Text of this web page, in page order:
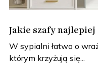
Jakie szafy
W sypialni łatwo o
którym krzyżują się...